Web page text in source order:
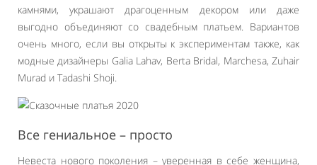
камнями, украшают драгоценным декором или даже
выгодно объединяют со свадебным платьем. Вариантов
очень много, если вы открыты к экспериментам также, как
модные дизайнеры Galia Lahav, Berta Bridal, Marchesa, Zuhair
Murad и Tadashi Shoji.
Все гениальное – просто
Невеста нового поколения – уверенная в себе женщина,